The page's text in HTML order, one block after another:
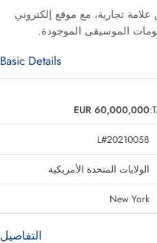
تجارية، مع موقع إلكتروني
الموسيقى الموجودة.
Basic Details
EUR 60,000,000
L#20210058
الولايات المتحدة الأمريكية
New York
التفاصيل